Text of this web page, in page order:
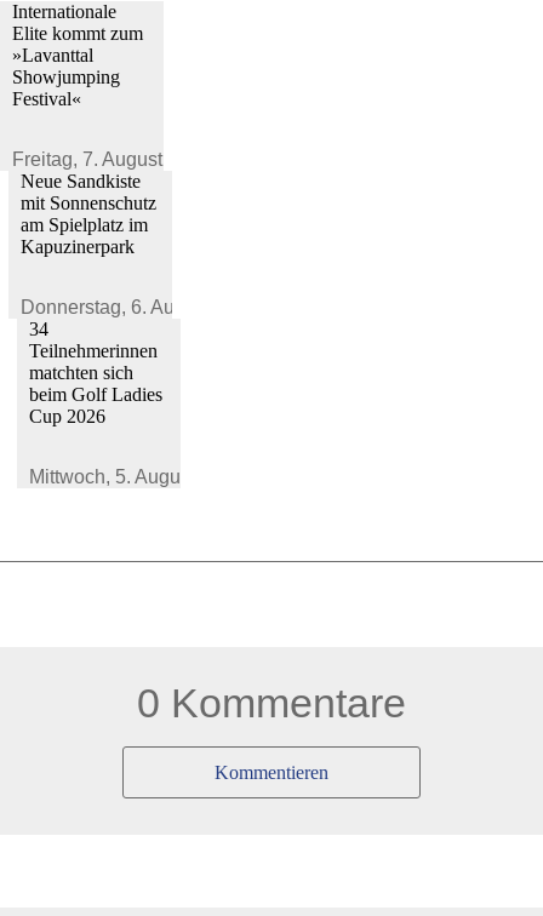
Internationale
Elite kommt zum
»Lavanttal
Showjumping
Festival«
Freitag, 7. August 2026
Neue Sandkiste
mit Sonnenschutz
am Spielplatz im
Kapuzinerpark
Donnerstag, 6. August 2026
34
Teilnehmerinnen
matchten sich
beim Golf Ladies
Cup 2026
Mittwoch, 5. August 2026
0 Kommentare
Kommentieren